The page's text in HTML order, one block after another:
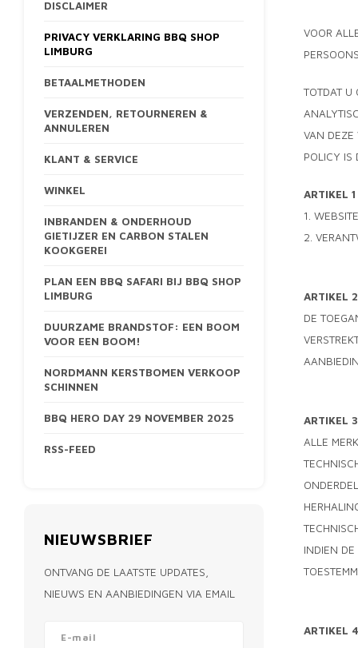
DISCLAIMER
PRIVACY VERKLARING BBQ SHOP
LIMBURG
BETAALMETHODEN
VERZENDEN, RETOURNEREN &
ANNULEREN
KLANT & SERVICE
WINKEL
INBRANDEN & ONDERHOUD
GIETIJZER EN CARBON STALEN
KOOKGEREI
PLAN EEN BBQ SAFARI BIJ BBQ SHOP
LIMBURG
DUURZAME BRANDSTOF: EEN BOOM
VOOR EEN BOOM!
NORDMANN KERSTBOMEN VERKOOP
SCHINNEN
BBQ HERO DAY 29 NOVEMBER 2025
RSS-FEED
NIEUWSBRIEF
ONTVANG DE LAATSTE UPDATES,
NIEUWS EN AANBIEDINGEN VIA EMAIL
VOOR
TOTDAT U
VAN DEZE
POLICY IS
ARTIKEL
1.
2.
ARTIKEL
DE
ARTIKEL
ALLE
INDIEN DE
ARTIKEL